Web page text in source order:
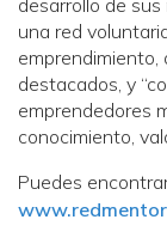
desarrollo de
una red
emprendimiento,
destacados, y
emprendedores
conocimiento,
Puedes